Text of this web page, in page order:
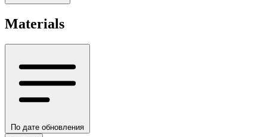
Materials
По дате обновления